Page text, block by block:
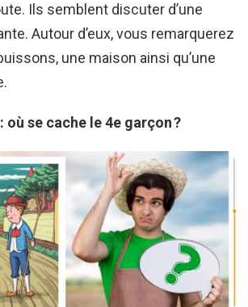
Ils semblent discuter d’une
Autour d’eux, vous remarquerez
une maison ainsi qu’une
où se cache le 4e garçon ?